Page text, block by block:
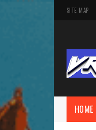
SITE MAP
HOME